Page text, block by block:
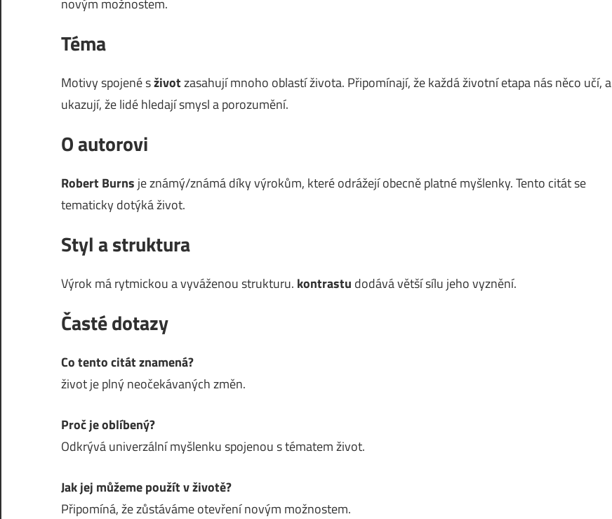
novým možnostem.
Téma
Motivy spojené sživotzasahují mnoho oblastí života. Připomínají, že každá životní etapa nás něco učí, a
ukazují, že lidé hledají smysl a porozumění.
O autorovi
Robert Burns je známý/známá díky výrokům, které odrážejí obecně platné myšlenky. Tento citát se
tematicky dotýká život.
Styl a struktura
Výrok má rytmickou a vyváženou strukturu. kontrastu dodává větší sílu jeho vyznění.
Časté dotazy
Co tento citát znamená?
život je plný neočekávaných změn.
Proč je oblíbený?
Odkrývá univerzální myšlenku spojenou s tématem život.
Jak jej můžeme použít v životě?
Připomíná, že zůstáváme otevření novým možnostem.